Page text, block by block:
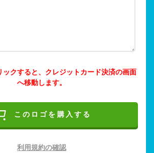
ックすると、クレジットカード決済の画面
へ移動します。
このロゴを購入する
利用規約の確認